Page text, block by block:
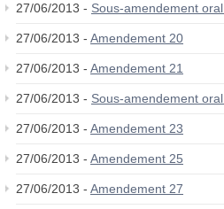
27/06/2013 - Sous-amendement oral
27/06/2013 - Amendement 20
27/06/2013 - Amendement 21
27/06/2013 - Sous-amendement oral
27/06/2013 - Amendement 23
27/06/2013 - Amendement 25
27/06/2013 - Amendement 27